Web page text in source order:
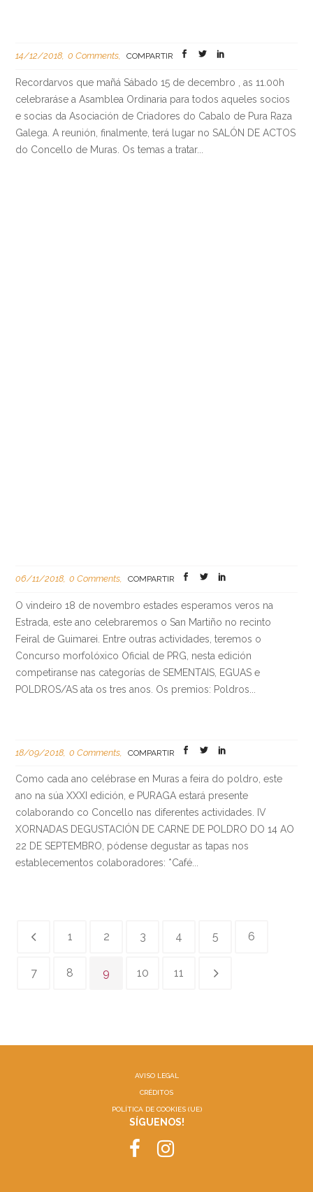
14/12/2018 0 Comments COMPARTIR
Recordarvos que mañá Sábado 15 de decembro , as 11.00h
celebraráse a Asamblea Ordinaria para todos aqueles socios
e socias da Asociación de Criadores do Cabalo de Pura Raza
Galega. A reunión, finalmente, terá lugar no SALÓN DE ACTOS
do Concello de Muras. Os temas a tratar...
06/11/2018 0 Comments COMPARTIR
O vindeiro 18 de novembro estades esperamos veros na
Estrada, este ano celebraremos o San Martiño no recinto
Feiral de Guimarei. Entre outras actividades, teremos o
Concurso morfolóxico Oficial de PRG, nesta edición
competiranse nas categorías de SEMENTAIS, EGUAS e
POLDROS/AS ata os tres anos. Os premios: Poldros...
18/09/2018 0 Comments COMPARTIR
Como cada ano celébrase en Muras a feira do poldro, este
ano na súa XXXI edición, e PURAGA estará presente
colaborando co Concello nas diferentes actividades. IV
XORNADAS DEGUSTACIÓN DE CARNE DE POLDRO DO 14 AO
22 DE SEPTEMBRO, pódense degustar as tapas nos
establecementos colaboradores: *Café...
1 2 3 4 5 6
7 8 9 10 11
AVISO LEGAL
CRÉDITOS
POLÍTICA DE COOKIES (UE)
SÍGUENOS!